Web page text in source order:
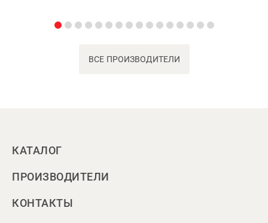
ВСЕ ПРОИЗВОДИТЕЛИ
КАТАЛОГ
ПРОИЗВОДИТЕЛИ
КОНТАКТЫ